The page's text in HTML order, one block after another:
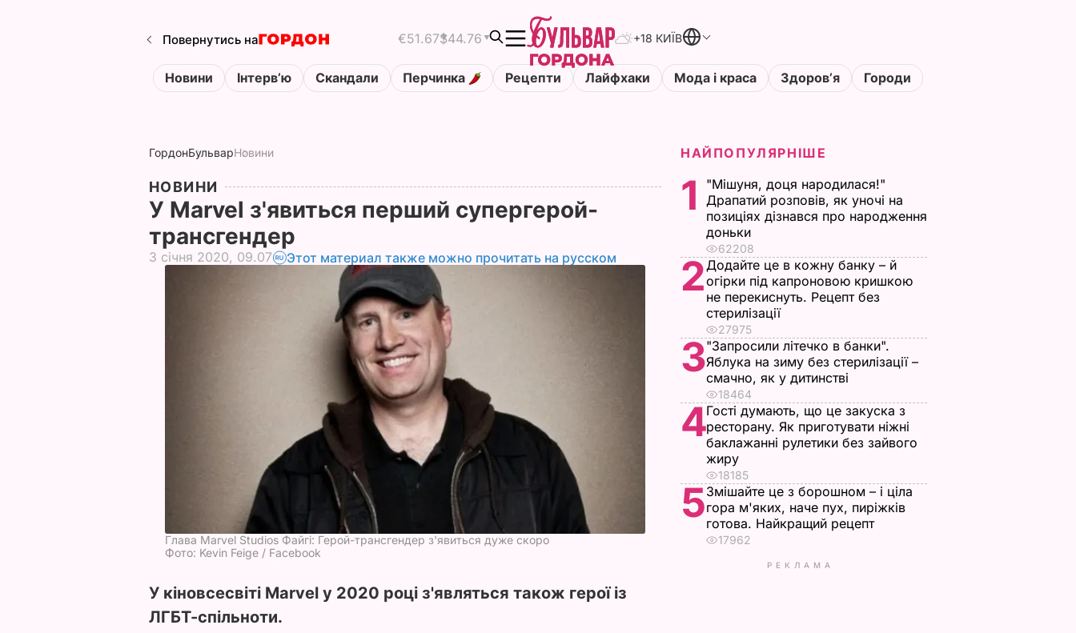
Повернутись на €51.67$44.76 +18 КИЇВ
Новини Інтервʼю Скандали Перчинка Рецепти Лайфхаки Мода і краса Здоровʼя Городи
ГордонБульварНовини
НОВИНИ
У Marvel з'явиться перший супергерой-
трансгендер
3 січня 2020, 09.07 Этот материал также можно прочитать на русском
Глава Marvel Studios Файгі: Герой-трансгендер з'явиться дуже скоро
Фото: Kevin Feige / Facebook
У кіновсесвіті Marvel у 2020 році з'являться також герої із
ЛГБТ-спільноти.
НАЙПОПУЛЯРНІШЕ
1
"Мішуня, доця народилася!"
Драпатий розповів, як уночі на
позиціях дізнався про народження
доньки
62208
2Додайте це в кожну банку – й
огірки під капроновою кришкою
не перекиснуть. Рецепт без
стерилізації
27975
3"Запросили літечко в банки".
Яблука на зиму без стерилізації –
смачно, як у дитинстві
18464
4Гості думають, що це закуска з
ресторану. Як приготувати ніжні
баклажанні рулетики без зайвого
жиру
18185
5Змішайте це з борошном – і ціла
гора м'яких, наче пух, пиріжків
готова. Найкращий рецепт
17962
РЕКЛАМА